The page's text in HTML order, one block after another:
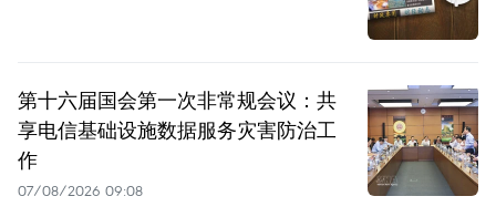
第十六届国会第一次非常规会议：共
享电信基础设施数据服务灾害防治工
作
07/08/2026 09:08